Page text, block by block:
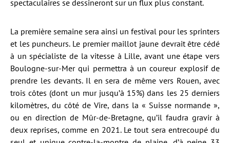
spectaculaires se dessineront sur un flux plus constant.
La première semaine sera ainsi un festival pour les sprinters
et les puncheurs. Le premier maillot jaune devrait être cédé
à un spécialiste de la vitesse à Lille, avant une étape vers
Boulogne-sur-Mer qui permettra à un coureur explosif de
prendre les devants. Il en sera de même vers Rouen, avec
trois côtes (dont un mur jusqu’à 15%) dans les 25 derniers
kilomètres, du côté de Vire, dans la « Suisse normande »,
ou en direction de Mûr-de-Bretagne, qu’il faudra gravir à
deux reprises, comme en 2021. Le tout sera entrecoupé du